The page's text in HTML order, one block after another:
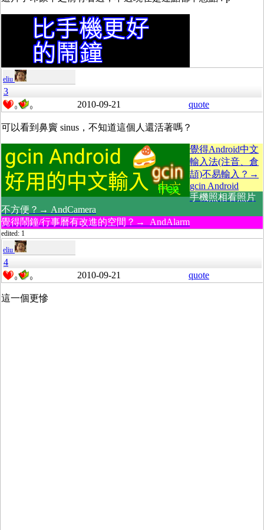
eliu
3
0 0 2010-09-21 quote
可以看到鼻竇 sinus，不知道這個人還活著嗎？
覺得Android中文
輸入法(注音、倉
頡)不易輸入？→
gcin Android
手機照相看照片
不方便？→ AndCamera
覺得鬧鐘/行事曆有改進的空間？→ AndAlarm
edited: 1
eliu
4
0 0 2010-09-21 quote
這一個更慘